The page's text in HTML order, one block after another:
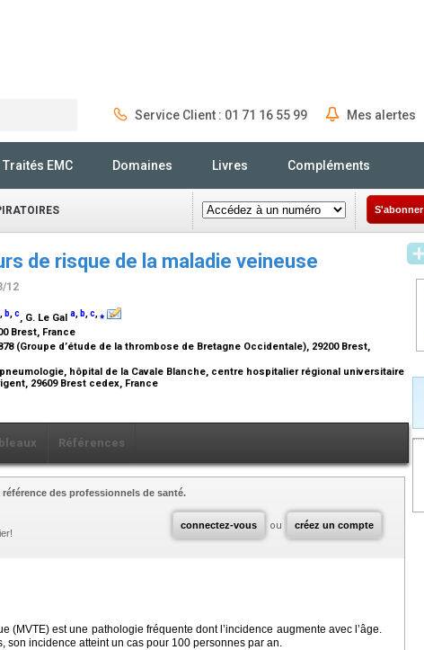
Service Client : 01 71 16 55 99 Mes alertes
Traités EMC Domaines Livres Compléments
S'abonner
de risque de la maladie veineuse
12
, b,c, G. Le Gal a, b,c,⁎
Brest, France
(Groupe d’étude de la thrombose de Bretagne Occidentale), 29200 Brest,
hôpital de la Cavale Blanche, centre hospitalier régional universitaire
29609 Brest cedex, France
Références
connectez-vous ou créez un compte
des professionnels de santé.
(MVTE) est une pathologie fréquente dont l’incidence augmente avec l’âge.
son incidence atteint un cas pour 100 personnes par an.